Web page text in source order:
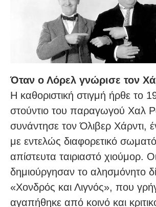
Όταν ο Λόρελ γνώρισε τον
Η καθοριστική στιγμή ήρθε το
στούντιο του παραγωγού Χαλ
συνάντησε τον Όλιβερ Χάρντι,
με εντελώς διαφορετικό
απίστευτα ταιριαστό χιούμορ.
δημιούργησαν το αλησμόνητο
«Χονδρός και Λιγνός», που
αγαπήθηκε από κοινό και